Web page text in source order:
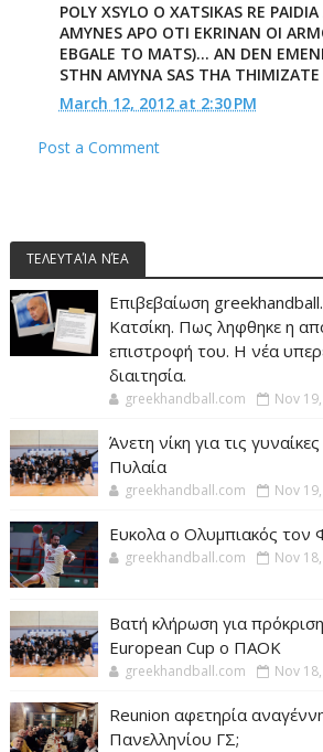
POLY XSYLO O XATSIKAS RE
AMYNES APO OTI EKRINAN OI
EBGALE TO MATS)... AN DEN
STHN AMYNA SAS THA
March 12, 2012 at 2:30 PM
Post a Comment
ΤΕΛΕΥΤΑΊΑ ΝΈΑ
Επιβεβαίωση
Κατσίκη. Πως ληφθηκε η
επιστροφή του. Η νέα
διαιτησία.
greekhandball.com Nov
Άνετη νίκη για τις
Πυλαία
greekhandball.com Nov
Ευκολα ο Ολυμπιακός τον
greekhandball.com Nov
Βατή κλήρωση για
European Cup ο ΠΑΟΚ
greekhandball.com Nov
Reunion αφετηρία
Πανελληνίου ΓΣ;